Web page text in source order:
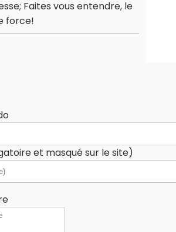
Faites vous entendre, le
force!
et masqué sur le site)